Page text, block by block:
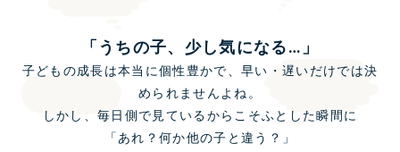
「うちの子、少し気になる…」
子どもの成長は本当に個性豊かで、早い・遅いだけでは決
められませんよね。
しかし、毎日側で見ているからこそふとした瞬間に
「あれ？何か他の子と違う？」